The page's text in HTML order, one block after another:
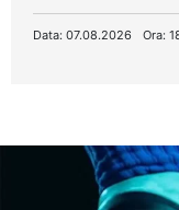
Data: 07.08.2026 Ora: